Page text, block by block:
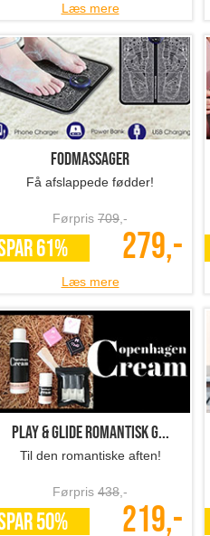
Læs mere
Fodmassager
Få afslappede fødder!
Førpris 709 ,-
61% 279,-
Læs mere
Play & Glide romantisk g...
Til den romantiske aften!
Førpris 438 ,-
50% 219,-